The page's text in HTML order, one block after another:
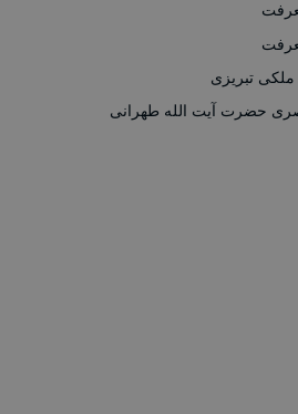
ملکی تبریزی
حضرت آیت الله طهرانی